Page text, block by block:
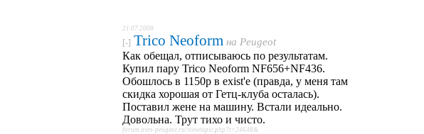
21.07.2008
[-] Trico Neoform на Peugeot
Как обещал, отписываюсь по результатам.
Купил пару Trico Neoform NF656+NF436.
Обошлось в 1150р в exist'е (правда, у меня там
скидка хорошая от Гетц-клуба осталась).
Поставил жене на машину. Встали идеально.
Довольна. Трут тихо и чисто.
forum.aves-peugeot.ru/viewtopic.php?t=24648&